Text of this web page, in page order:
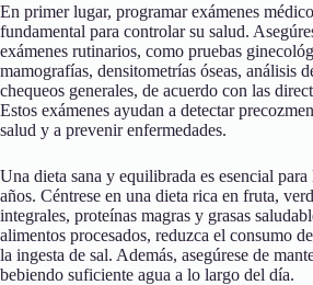
En primer lugar, programar exámenes
fundamental para controlar su salud.
exámenes rutinarios, como pruebas
mamografías, densitometrías óseas, análisis
chequeos generales, de acuerdo con las
Estos exámenes ayudan a detectar
salud y a prevenir enfermedades.
Una dieta sana y equilibrada es esencial para
años. Céntrese en una dieta rica en fruta,
integrales, proteínas magras y grasas
alimentos procesados, reduzca el consumo
la ingesta de sal. Además, asegúrese de
bebiendo suficiente agua a lo largo del día.